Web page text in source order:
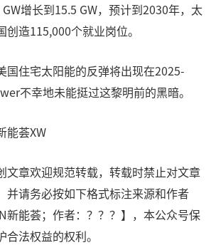
增长到15.5 GW，预计到2030年，太
造115,000个就业岗位。
国住宅太阳能的反弹将出现在2025-
不幸地未能挺过这黎明前的黑暗。
能荟XW
文章欢迎规范转载，转载时禁止对文章
并请务必按如下格式标注来源和作者
新能荟；作者：？？？】，本公众号保
法权益的权利。